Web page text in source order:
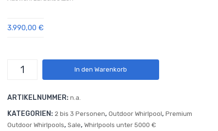
3.990,00 €
Outdoor
Premium
Menge
In den Warenkorb
ARTIKELNUMMER: n.a.
KATEGORIEN: 2 bis 3 Personen, Outdoor Whirlpool, Premium
Outdoor Whirlpools, Sale, Whirlpools unter 5000 €